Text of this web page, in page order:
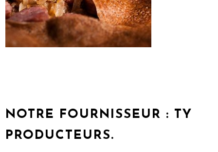
NOTRE FOURNISSEUR : TY
PRODUCTEURS.